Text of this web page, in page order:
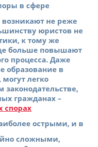
в сфере
не реже
юристов не
к тому же
больше повышают
процесса. Даже
образование в
легко
законодательстве,
гражданах –
спорах
острыми, и в
сложными,